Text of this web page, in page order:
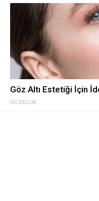
GÜZELLIK
Göz Altı Estetiği İçin